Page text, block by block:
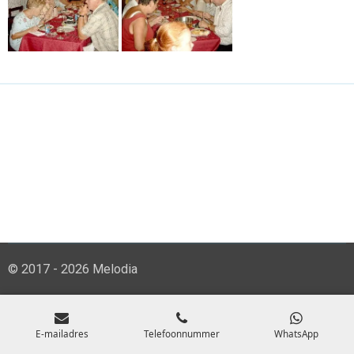
© 2017 - 2026 Melodia
E-mailadres Telefoonnummer WhatsApp